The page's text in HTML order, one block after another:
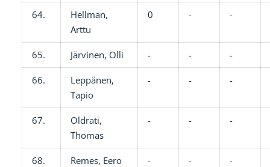
64.
Hellman,
Arttu
0 - -
65. Järvinen, Olli - - -
66.
Leppänen,
Tapio
- - -
67.
Oldrati,
Thomas
- - -
68. Remes, Eero - - -